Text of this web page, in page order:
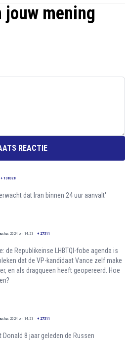
jouw mening
REACTIE
+ 138328
dat Iran binnen 24 uur aanvalt'
2024 om 14:21 + 27511
de Republikeinse LHBTQI-fobe agenda is
dat de VP-kandidaat Vance zelf make
en als dragqueen heeft geopereerd. Hoe
2024 om 14:21 + 27511
8 jaar geleden de Russen